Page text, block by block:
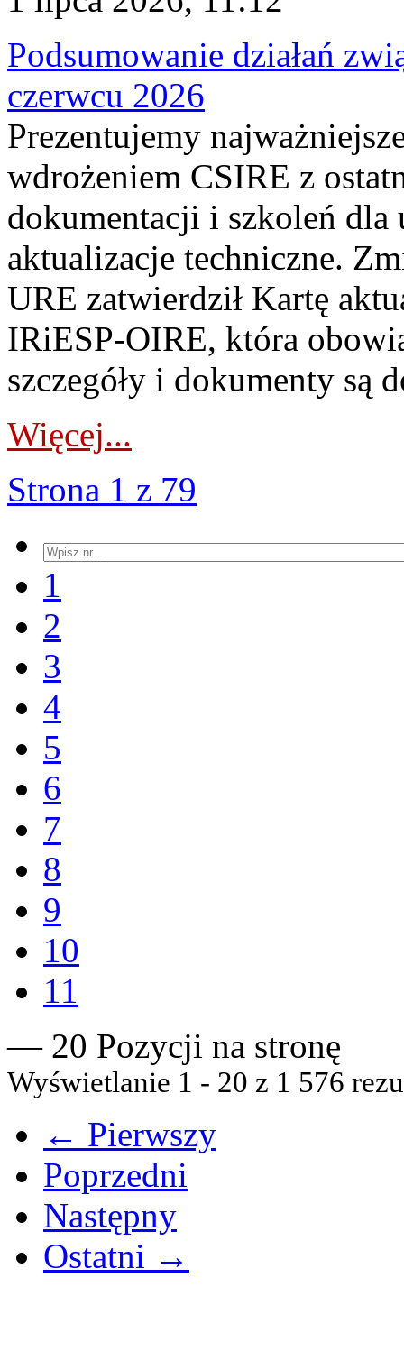
Podsumowanie działań
czerwcu 2026
Prezentujemy
wdrożeniem CSIRE z
dokumentacji i szkoleń
aktualizacje techniczne.
URE zatwierdził Kartę
IRiESP‑OIRE, która
szczegóły i dokumenty są
Więcej...
Strona 1 z 79
1
2
3
4
5
6
7
8
9
10
11
— 20 Pozycji na stronę
Wyświetlanie 1 - 20 z 1 576
← Pierwszy
Poprzedni
Następny
Ostatni →